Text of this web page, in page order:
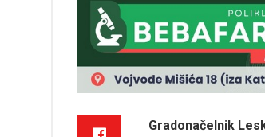
Gradonačelnik